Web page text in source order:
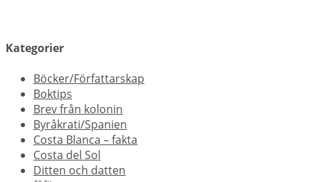
Kategorier
Böcker/Författarskap
Boktips
Brev från kolonin
Byråkrati/Spanien
Costa Blanca – fakta
Costa del Sol
Ditten och datten